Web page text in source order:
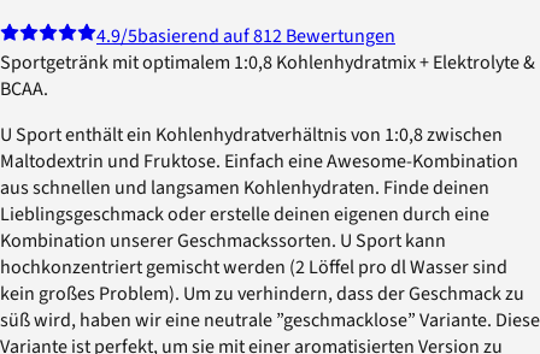
4.9/5basierend auf 812 Bewertungen
Sportgetränk mit optimalem 1:0,8 Kohlenhydratmix + Elektrolyte &
BCAA.
U Sport enthält ein Kohlenhydratverhältnis von 1:0,8 zwischen
Maltodextrin und Fruktose. Einfach eine Awesome-Kombination
aus schnellen und langsamen Kohlenhydraten. Finde deinen
Lieblingsgeschmack oder erstelle deinen eigenen durch eine
Kombination unserer Geschmackssorten. U Sport kann
hochkonzentriert gemischt werden (2 Löffel pro dl Wasser sind
kein großes Problem). Um zu verhindern, dass der Geschmack zu
süß wird, haben wir eine neutrale ”geschmacklose” Variante. Diese
Variante ist perfekt, um sie mit einer aromatisierten Version zu